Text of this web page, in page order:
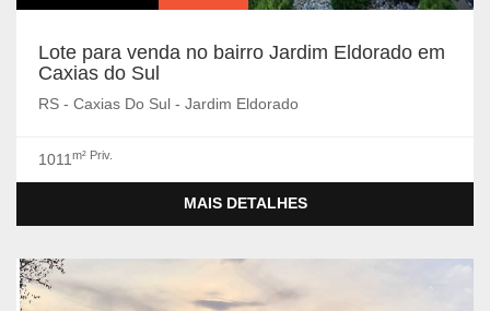
Lote para venda no bairro Jardim Eldorado em
Caxias do Sul
RS - Caxias Do Sul - Jardim Eldorado
1011 m² Priv.
MAIS DETALHES